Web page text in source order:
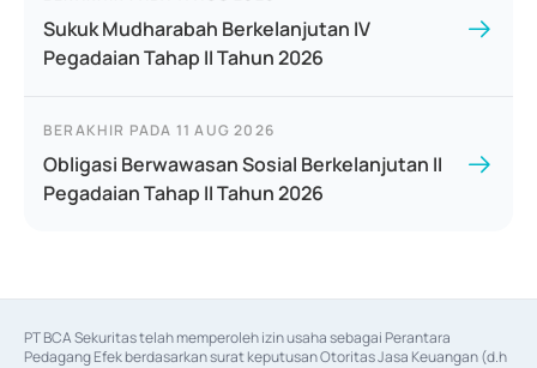
Sukuk Mudharabah Berkelanjutan IV
Pegadaian Tahap II Tahun 2026
BERAKHIR PADA 11 AUG 2026
Obligasi Berwawasan Sosial Berkelanjutan II
Pegadaian Tahap II Tahun 2026
PT BCA Sekuritas telah memperoleh izin usaha sebagai Perantara
Pedagang Efek berdasarkan surat keputusan Otoritas Jasa Keuangan (d.h